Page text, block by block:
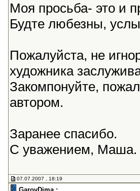
Моя просьба- это и
Будте любезны,
Пожалуйста, не
художника
Закомпонуйте,
автором.
Заранее спасибо.
С уважением, Маша.
07.07.2007 , 18:19